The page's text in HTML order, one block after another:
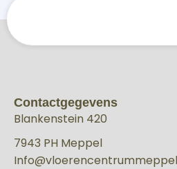
Contactgegevens
Blankenstein 420
7943 PH Meppel